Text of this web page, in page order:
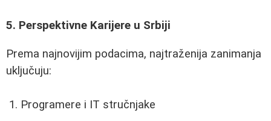
5. Perspektivne Karijere u Srbiji
Prema najnovijim podacima, najtraženija zanimanja
uključuju:
Programere i IT stručnjake